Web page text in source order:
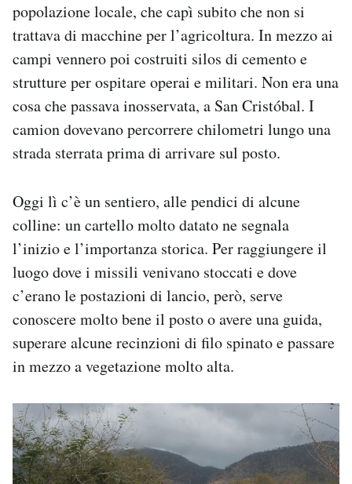
popolazione locale, che capì subito che non si
trattava di macchine per l’agricoltura. In mezzo ai
campi vennero poi costruiti silos di cemento e
strutture per ospitare operai e militari. Non era una
cosa che passava inosservata, a San Cristóbal. I
camion dovevano percorrere chilometri lungo una
strada sterrata prima di arrivare sul posto.
Oggi lì c’è un sentiero, alle pendici di alcune
colline: un cartello molto datato ne segnala
l’inizio e l’importanza storica. Per raggiungere il
luogo dove i missili venivano stoccati e dove
c’erano le postazioni di lancio, però, serve
conoscere molto bene il posto o avere una guida,
superare alcune recinzioni di filo spinato e passare
in mezzo a vegetazione molto alta.